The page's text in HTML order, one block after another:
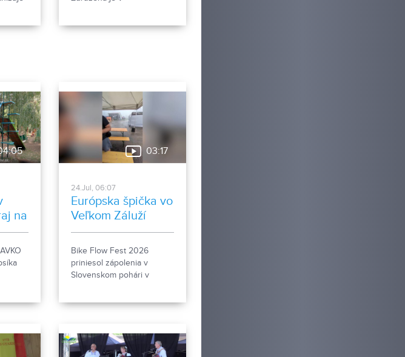
na
sú
03:17
24.Jul, 06:07
Európska špička vo
Veľkom Záluží
Bike Flow Fest 2026
priniesol zápolenia v
Slovenskom pohári v
predstavilo aj možno
budúceho olympionika.